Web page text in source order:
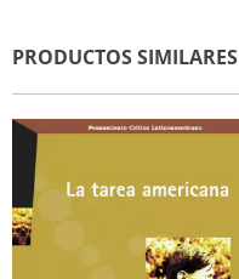
PRODUCTOS SIMILARES